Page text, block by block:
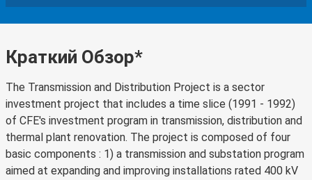
Краткий Обзор*
The Transmission and Distribution Project is a sector
investment project that includes a time slice (1991 - 1992)
of CFE's investment program in transmission, distribution and
thermal plant renovation. The project is composed of four
basic components : 1) a transmission and substation program
aimed at expanding and improving installations rated 400 kV